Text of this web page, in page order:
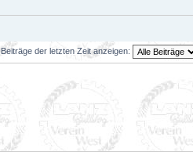
Beiträge der letzten Zeit anzeigen: